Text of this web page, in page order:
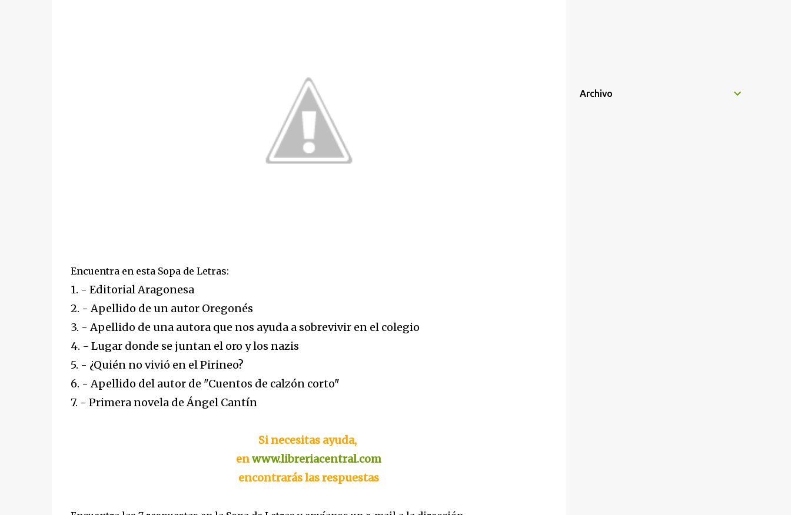
Encuentra en esta Sopa de Letras:
1. - Editorial Aragonesa
2. - Apellido de un autor Oregonés
3. - Apellido de una autora que nos ayuda a sobrevivir en el colegio
4. - Lugar donde se juntan el oro y los nazis
5. - ¿Quién no vivió en el Pirineo?
6. - Apellido del autor de "Cuentos de calzón corto"
7. - Primera novela de Ángel Cantín
Si necesitas ayuda,
enwww.libreriacentral.com
encontrarás las respuestas
Archivo